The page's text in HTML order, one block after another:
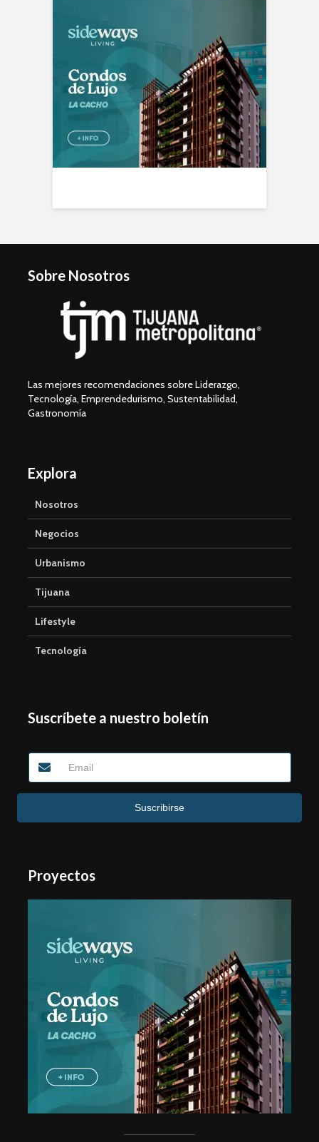
Sobre Nosotros
Las mejores recomendaciones sobre Liderazgo,
Tecnología, Emprendedurismo, Sustentabilidad,
Gastronomía
Explora
Nosotros
Negocios
Urbanismo
Tijuana
Lifestyle
Tecnología
Suscríbete a nuestro boletín
Suscribirse
Proyectos